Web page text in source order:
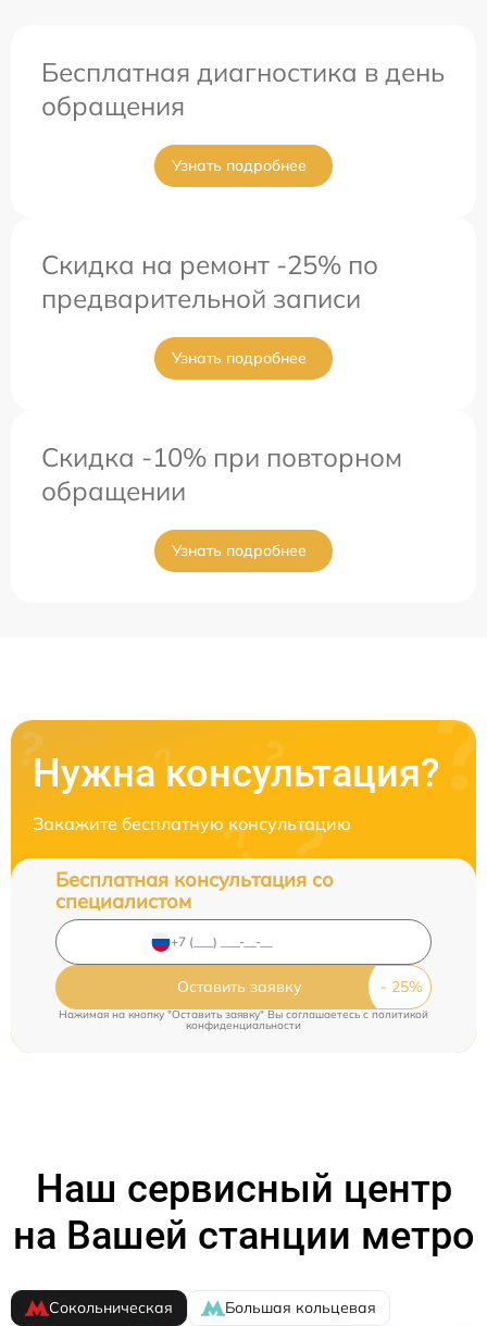
Бесплатная диагностика в день
обращения
Узнать подробнее
Скидка на ремонт -25% по
предварительной записи
Узнать подробнее
Скидка -10% при повторном
обращении
Узнать подробнее
Нужна консультация?
Закажите бесплатную консультацию
Бесплатная консультация со
специалистом
Оставить заявку
Нажимая на кнопку "Оставить заявку" Вы соглашаетесь cполитикой
конфиденциальности
Наш сервисный центр
на Вашей станции метро
Сокольническая
Большая кольцевая